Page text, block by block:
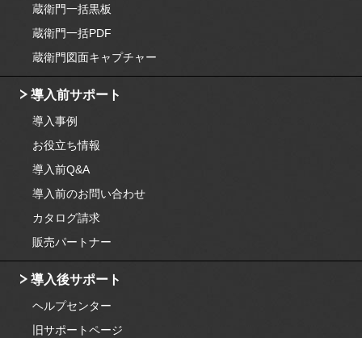
蔵衛門一括黒板
蔵衛門一括PDF
蔵衛門図面キャプチャー
導入前サポート
導入事例
お役立ち情報
導入前Q&A
導入前のお問い合わせ
カタログ請求
販売パートナー
導入後サポート
ヘルプセンター
旧サポートページ